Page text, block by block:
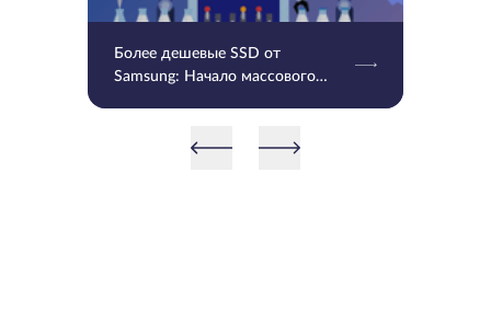
Более дешевые SSD от
Samsung: Начало массового